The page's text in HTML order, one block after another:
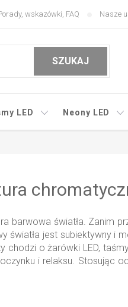
wskazówki, FAQ Nasze
SZUKAJ
LED Neony LED
światła. Zanim
jest subiektywny i
o żarówki LED,
i relaksu. Stosując